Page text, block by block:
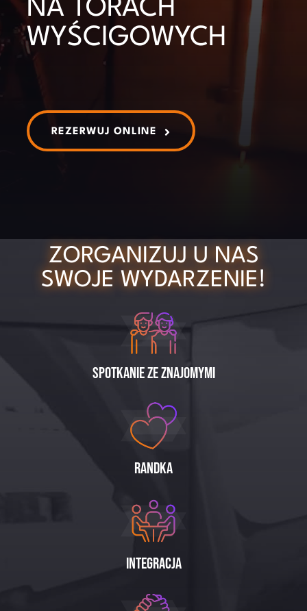
Koszyk
NA TORACH
WYŚCIGOWYCH
REZERWUJ ONLINE
ZORGANIZUJ U NAS
SWOJE WYDARZENIE!
Spotkanie ze znajomymi
Randka
Integracja